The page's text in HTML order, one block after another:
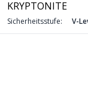
KRYPTONITE
Sicherheitsstufe: V-